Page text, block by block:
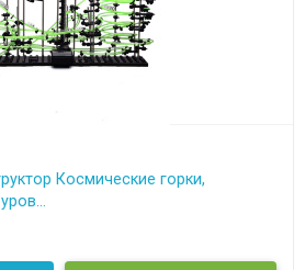
Космические горки,